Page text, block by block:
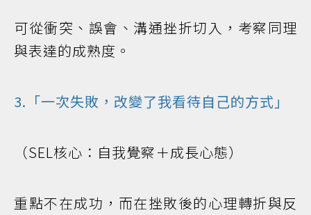
可從衝突、誤會、溝通挫折切入，考察同理
與表達的成熟度。
3.「一次失敗，改變了我看待自己的方式」
（SEL核心：自我覺察＋成長心態）
重點不在成功，而在挫敗後的心理轉折與反